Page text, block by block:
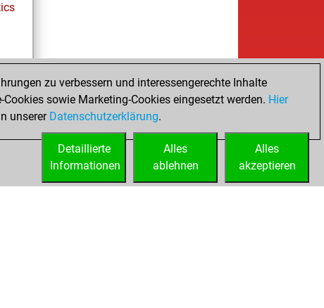
zu verbessern und interessengerechte Inhalte
sowie Marketing-Cookies eingesetzt werden. Hier
unserer Datenschutzerklärung.
Alles
akzeptieren
Alles
ablehnen
Detaillierte
Informationen